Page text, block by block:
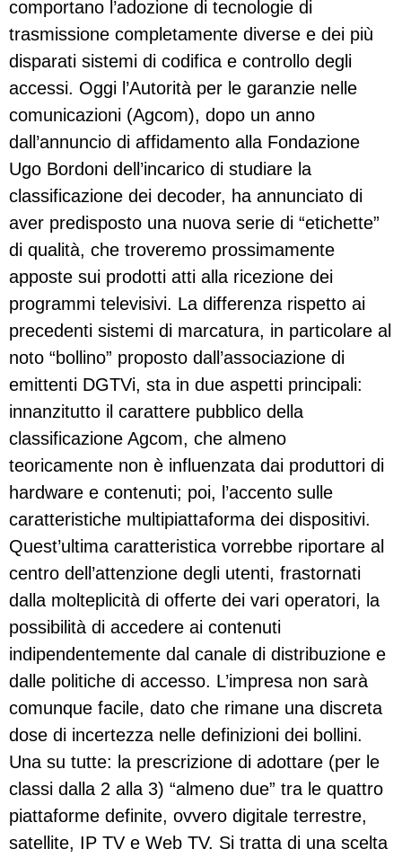
comportano l’adozione di tecnologie di
trasmissione completamente diverse e dei più
disparati sistemi di codifica e controllo degli
accessi. Oggi l’Autorità per le garanzie nelle
comunicazioni (Agcom), dopo un anno
dall’annuncio di affidamento alla Fondazione
Ugo Bordoni dell’incarico di studiare la
classificazione dei decoder, ha annunciato di
aver predisposto una nuova serie di “etichette”
di qualità, che troveremo prossimamente
apposte sui prodotti atti alla ricezione dei
programmi televisivi. La differenza rispetto ai
precedenti sistemi di marcatura, in particolare al
noto “bollino” proposto dall’associazione di
emittenti DGTVi, sta in due aspetti principali:
innanzitutto il carattere pubblico della
classificazione Agcom, che almeno
teoricamente non è influenzata dai produttori di
hardware e contenuti; poi, l’accento sulle
caratteristiche multipiattaforma dei dispositivi.
Quest’ultima caratteristica vorrebbe riportare al
centro dell’attenzione degli utenti, frastornati
dalla molteplicità di offerte dei vari operatori, la
possibilità di accedere ai contenuti
indipendentemente dal canale di distribuzione e
dalle politiche di accesso. L’impresa non sarà
comunque facile, dato che rimane una discreta
dose di incertezza nelle definizioni dei bollini.
Una su tutte: la prescrizione di adottare (per le
classi dalla 2 alla 3) “almeno due” tra le quattro
piattaforme definite, ovvero digitale terrestre,
satellite, IP TV e Web TV. Si tratta di una scelta